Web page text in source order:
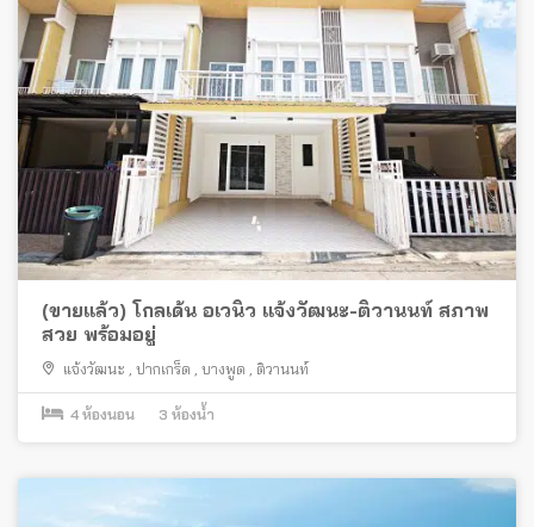
(ขายแล้ว) โกลเด้น อเวนิว แจ้งวัฒนะ-ติวานนท์ สภาพ
สวย พร้อมอยู่
แจ้งวัฒนะ , ปากเกร็ด , บางพูด , ติวานนท์
4 ห้องนอน 3 ห้องน้ำ